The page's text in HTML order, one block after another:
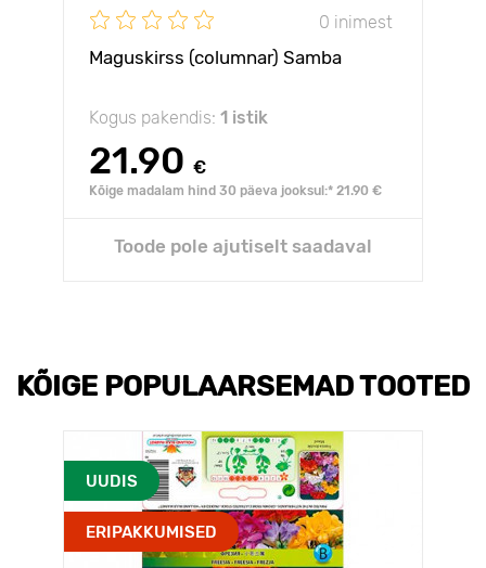
0 inimest
Maguskirss (columnar) Samba
Kogus pakendis: 1 istik
21.90 €
Kõige madalam hind 30 päeva jooksul:* 21.90 €
Toode pole ajutiselt saadaval
KÕIGE POPULAARSEMAD TOOTED
UUDIS
ERIPAKKUMISED